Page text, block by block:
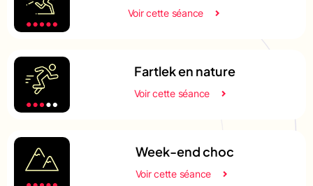
Voir cette séance
Fartlek en nature
Voir cette séance
Week-end choc
Voir cette séance